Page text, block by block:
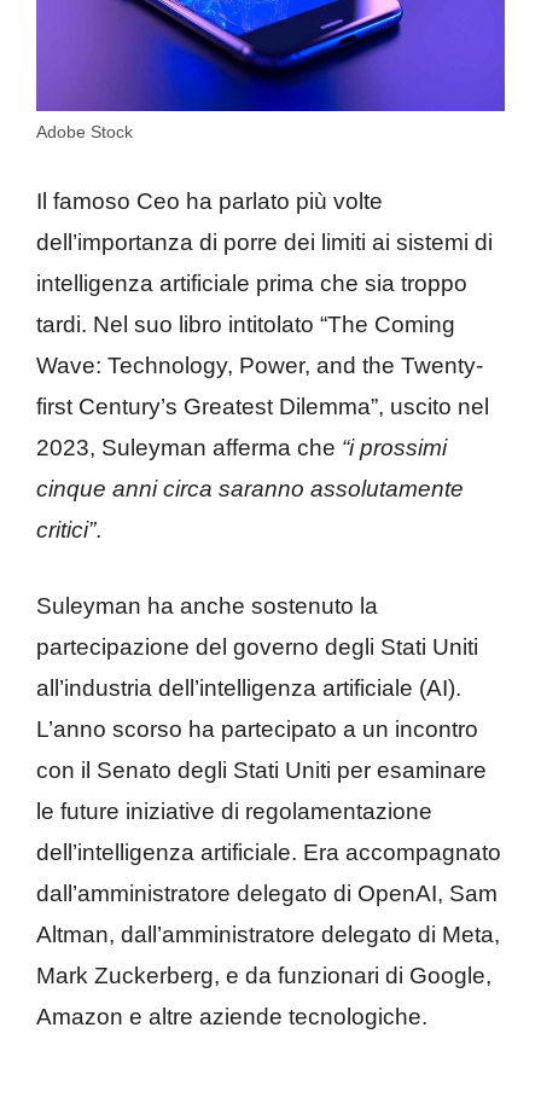
Adobe Stock
Il famoso Ceo ha parlato più volte
dell’importanza di porre dei limiti ai sistemi di
intelligenza artificiale prima che sia troppo
tardi. Nel suo libro intitolato “The Coming
Wave: Technology, Power, and the Twenty-
first Century’s Greatest Dilemma”, uscito nel
2023, Suleyman afferma che “i prossimi
cinque anni circa saranno assolutamente
critici”.
Suleyman ha anche sostenuto la
partecipazione del governo degli Stati Uniti
all’industria dell’intelligenza artificiale (AI).
L’anno scorso ha partecipato a un incontro
con il Senato degli Stati Uniti per esaminare
le future iniziative di regolamentazione
dell’intelligenza artificiale. Era accompagnato
dall’amministratore delegato di OpenAI, Sam
Altman, dall’amministratore delegato di Meta,
Mark Zuckerberg, e da funzionari di Google,
Amazon e altre aziende tecnologiche.